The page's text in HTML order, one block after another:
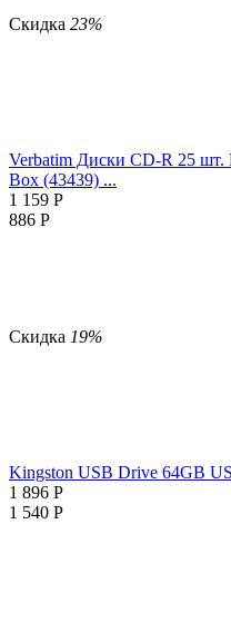
Скидка 23%
Verbatim Диски CD-R 25 шт.
Box (43439) ...
1 159 Р
886 Р
Скидка 19%
Kingston USB Drive 64GB
1 896 Р
1 540 Р